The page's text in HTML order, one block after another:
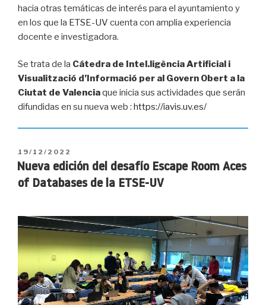
hacia otras temáticas de interés para el ayuntamiento y
en los que la ETSE-UV cuenta con amplia experiencia
docente e investigadora.
Se trata de la Cátedra de Intel.ligència Artificial i
Visualització d’Informació per al Govern Obert a la
Ciutat de Valenciaque inicia sus actividades que serán
difundidas en su nueva web : https://iavis.uv.es/
PUBLICADO
EL
19/12/2022
Nueva edición del desafío Escape Room Aces
of Databases de la ETSE-UV